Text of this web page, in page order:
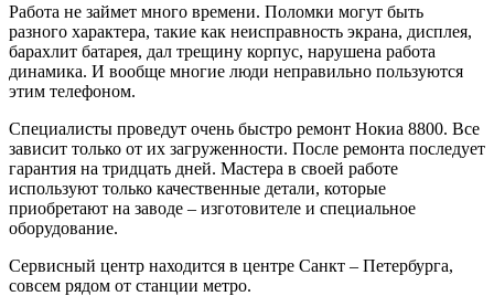
Работа не займет много времени. Поломки могут быть
разного характера, такие как неисправность экрана, дисплея,
барахлит батарея, дал трещину корпус, нарушена работа
динамика. И вообще многие люди неправильно пользуются
этим телефоном.
Специалисты проведут очень быстро ремонт Нокиа 8800. Все
зависит только от их загруженности. После ремонта последует
гарантия на тридцать дней. Мастера в своей работе
используют только качественные детали, которые
приобретают на заводе – изготовителе и специальное
оборудование.
Сервисный центр находится в центре Санкт – Петербурга,
совсем рядом от станции метро.